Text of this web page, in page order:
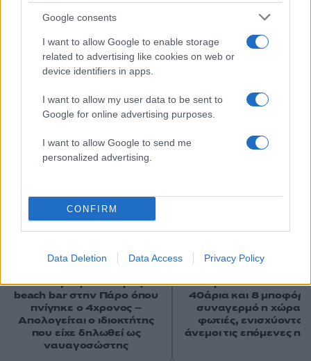
Google consents
I want to allow Google to enable storage
related to advertising like cookies on web or
device identifiers in apps.
I want to allow my user data to be sent to
Google for online advertising purposes.
I want to allow Google to send me
personalized advertising.
CONFIRM
Data Deletion Data Access Privacy Policy
Κλειστό μέχρι νεοτέρας το
beach bar στην Πάρο όπου
πνίγηκε ο 4χρονος –
Απολογείται ο ιδιοκτήτης
που είχε δηλωθεί ως
ναυαγοσώστης
Εκρηκτικό κοκτέιλ
40άρια και 8 μποφόρ
συναγερμό η χώρα
φωτιές, ενισχύονται
άνεμοι τις επόμενες